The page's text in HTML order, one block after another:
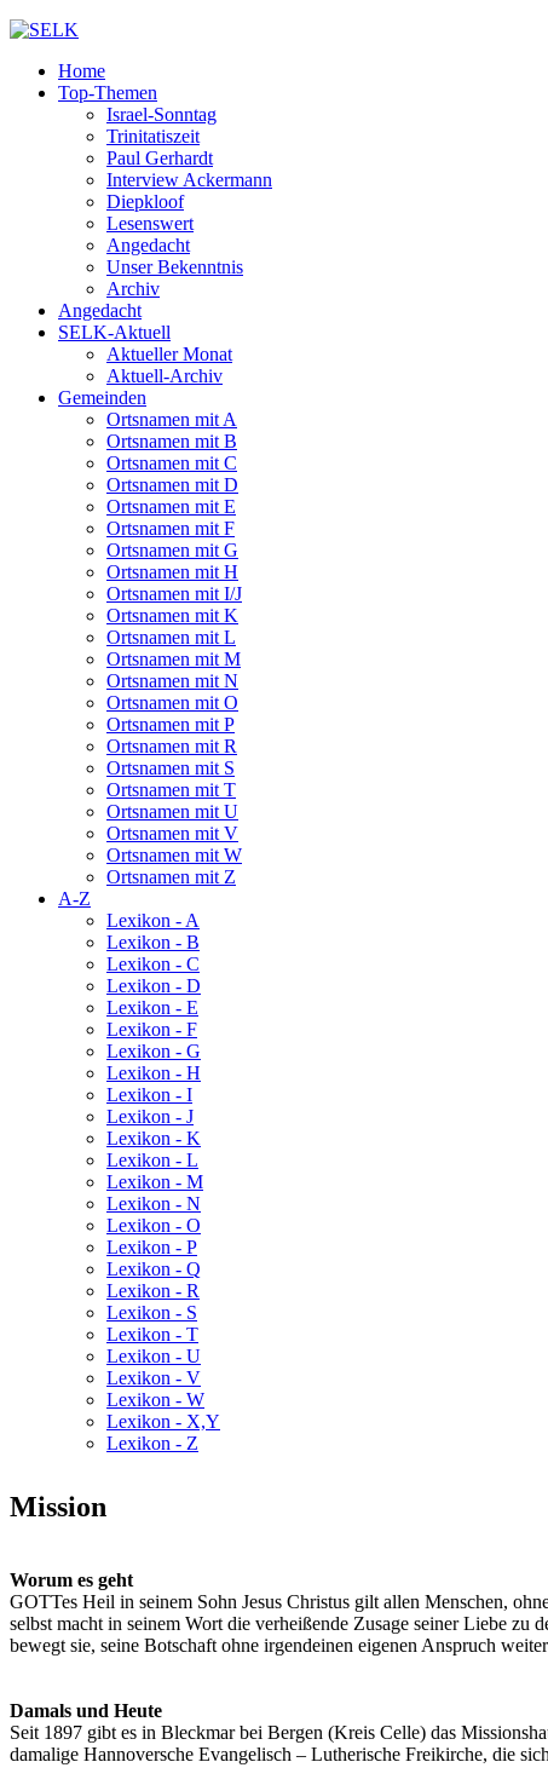
Home
Top-Themen
Israel-Sonntag
Trinitatiszeit
Paul Gerhardt
Interview Ackermann
Diepkloof
Lesenswert
Angedacht
Unser Bekenntnis
Archiv
Angedacht
SELK-Aktuell
Aktueller Monat
Aktuell-Archiv
Gemeinden
Ortsnamen mit A
Ortsnamen mit B
Ortsnamen mit C
Ortsnamen mit D
Ortsnamen mit E
Ortsnamen mit F
Ortsnamen mit G
Ortsnamen mit H
Ortsnamen mit I/J
Ortsnamen mit K
Ortsnamen mit L
Ortsnamen mit M
Ortsnamen mit N
Ortsnamen mit O
Ortsnamen mit P
Ortsnamen mit R
Ortsnamen mit S
Ortsnamen mit T
Ortsnamen mit U
Ortsnamen mit V
Ortsnamen mit W
Ortsnamen mit Z
A-Z
Lexikon - A
Lexikon - B
Lexikon - C
Lexikon - D
Lexikon - E
Lexikon - F
Lexikon - G
Lexikon - H
Lexikon - I
Lexikon - J
Lexikon - K
Lexikon - L
Lexikon - M
Lexikon - N
Lexikon - O
Lexikon - P
Lexikon - Q
Lexikon - R
Lexikon - S
Lexikon - T
Lexikon - U
Lexikon - V
Lexikon - W
Lexikon - X,Y
Lexikon - Z
Mission
Worum es geht
GOTTes Heil in seinem Sohn Jesus Christus gilt allen Menschen,
selbst macht in seinem Wort die verheißende Zusage seiner Liebe
bewegt sie, seine Botschaft ohne irgendeinen eigenen Anspruch
Damals und Heute
Seit 1897 gibt es in Bleckmar bei Bergen (Kreis Celle) das
damalige Hannoversche Evangelisch – Lutherische Freikirche, die